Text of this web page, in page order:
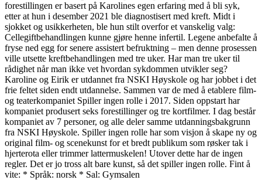
forestillingen er basert på Karolines egen erfaring med å bli syk,
etter at hun i desember 2021 ble diagnostisert med kreft. Midt i
sjokket og usikkerheten, ble hun stilt overfor et vanskelig valg:
Cellegiftbehandlingen kunne gjøre henne infertil. Legene anbefalte å
fryse ned egg for senere assistert befruktning – men denne prosessen
ville utsette kreftbehandlingen med tre uker. Har man tre uker til
rådighet når man ikke vet hvordan sykdommen utvikler seg?
Karoline og Eirik er utdannet fra NSKI Høyskole og har jobbet i det
frie feltet siden endt utdannelse. Sammen var de med å etablere film-
og teaterkompaniet Spiller ingen rolle i 2017. Siden oppstart har
kompaniet produsert seks forestillinger og tre kortfilmer. I dag består
kompaniet av 7 personer, og alle deler samme utdanningsbakgrunn
fra NSKI Høyskole. Spiller ingen rolle har som visjon å skape ny og
original film- og scenekunst for et bredt publikum som røsker tak i
hjerterota eller trimmer lattermuskelen! Utover dette har de ingen
regler. Det er jo tross alt bare kunst, så det spiller ingen rolle. Fint å
vite: * Språk: norsk * Sal: Gymsalen